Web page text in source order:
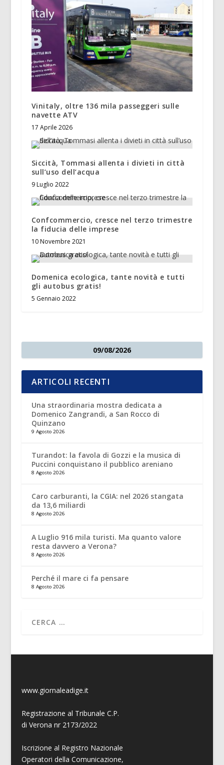
Vinitaly, oltre 136 mila passeggeri sulle
navette ATV
17 Aprile 2026
Siccità, Tommasi allenta i divieti in città
sull’uso dell’acqua
9 Luglio 2022
Confcommercio, cresce nel terzo trimestre
la fiducia delle imprese
10 Novembre 2021
Domenica ecologica, tante novità e tutti
gli autobus gratis!
5 Gennaio 2022
09/08/2026
ARTICOLI RECENTI
Una straordinaria mostra dedicata a
Domenico Zangrandi, a San Rocco di
Quinzano
9 Agosto 2026
Turandot: la favola di Gozzi e la musica di
Puccini conquistano il pubblico areniano
8 Agosto 2026
Caro carburanti, la CGIA: nel 2026 stangata
da 13,6 miliardi
8 Agosto 2026
A Luglio 916 mila turisti. Ma quanto valore
resta davvero a Verona?
8 Agosto 2026
Perché il mare ci fa pensare
8 Agosto 2026
www.giornaleadige.it
Registrazione al Tribunale C.P.
di Verona nr 2173/2022
Iscrizione al Registro Nazionale
Operatori della Comunicazione,